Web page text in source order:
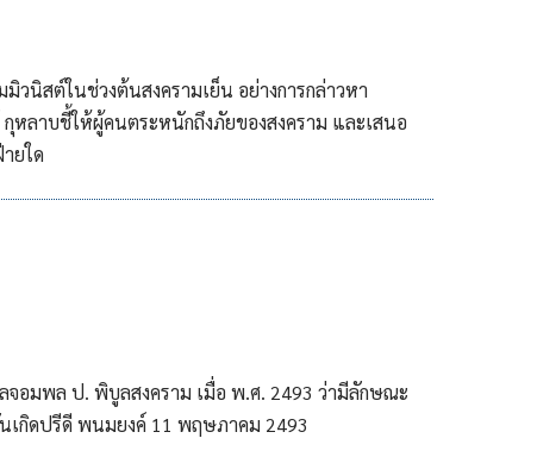
วนิสต์ในช่วงต้นสงครามเย็น อย่างการกล่าวหา
หลาบชี้ให้ผู้คนตระหนักถึงภัยของสงคราม และเสนอ
ยใด
จอมพล ป. พิบูลสงคราม เมื่อ พ.ศ. 2493 ว่ามีลักษณะ
กิดปรีดี พนมยงค์ 11 พฤษภาคม 2493